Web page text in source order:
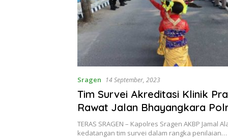
Sragen 14 September, 2023
Tim Survei Akreditasi Klinik
Rawat Jalan Bhayangkara
Disambut Tarian Wonderland
Bhayangkari
TERAS SRAGEN – Kapolres Sragen AKBP Jamal
kedatangan tim survei dalam rangka penilaian…